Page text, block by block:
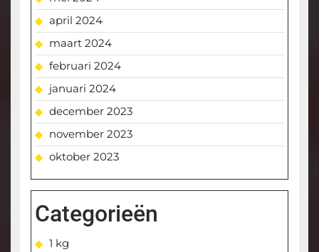
april 2024
maart 2024
februari 2024
januari 2024
december 2023
november 2023
oktober 2023
Categorieën
1 kg